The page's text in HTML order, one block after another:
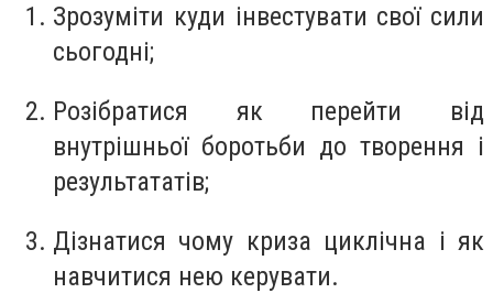
Зрозуміти куди інвестувати свої сили
сьогодні;
Розібратися як перейти від
внутрішньої боротьби до творення і
результататів;
Дізнатися чому криза циклічна і як
навчитися нею керувати.